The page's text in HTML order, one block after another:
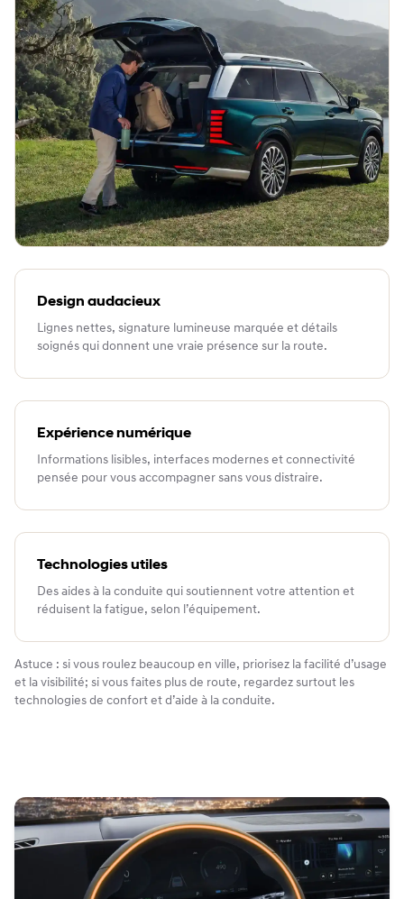
Design audacieux
Lignes nettes, signature lumineuse marquée et détails
soignés qui donnent une vraie présence sur la route.
Expérience numérique
Informations lisibles, interfaces modernes et connectivité
pensée pour vous accompagner sans vous distraire.
Technologies utiles
Des aides à la conduite qui soutiennent votre attention et
réduisent la fatigue, selon l’équipement.
Astuce : si vous roulez beaucoup en ville, priorisez la facilité d’usage
et la visibilité; si vous faites plus de route, regardez surtout les
technologies de confort et d’aide à la conduite.